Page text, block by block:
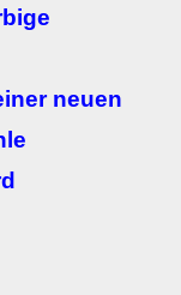
neuen